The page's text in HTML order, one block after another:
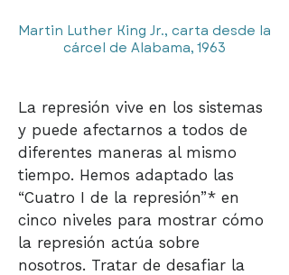
Martin Luther King Jr., carta desde la
cárcel de Alabama, 1963
La represión vive en los sistemas
y puede afectarnos a todos de
diferentes maneras al mismo
tiempo. Hemos adaptado las
“Cuatro I de la represión”* en
cinco niveles para mostrar cómo
la represión actúa sobre
nosotros. Tratar de desafiar la